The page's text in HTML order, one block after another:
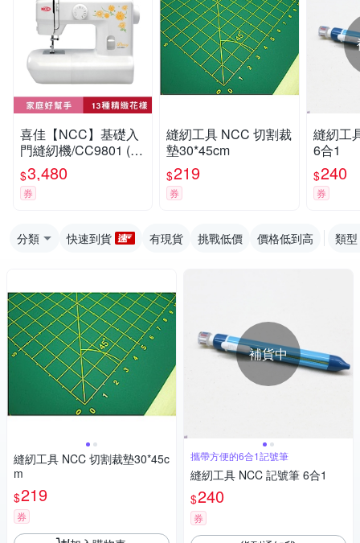
喜佳【NCC】基礎入
門縫紉機/CC9801 (高
CP值，居家縫補首選)
$3,480
券
縫紉工具 NCC 切割裁
墊30*45cm
$219
券
縫紉工
6合1
$240
券
分類 快速到貨 有現貨 挑戰低價 價格低到高 類型
縫紉工具 NCC 切割裁墊30*45c
m
$219
券
補貨中
攜帶方便的6合1記號筆
縫紉工具 NCC 記號筆 6合1
$240
券